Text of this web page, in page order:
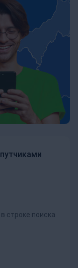
строке поиска